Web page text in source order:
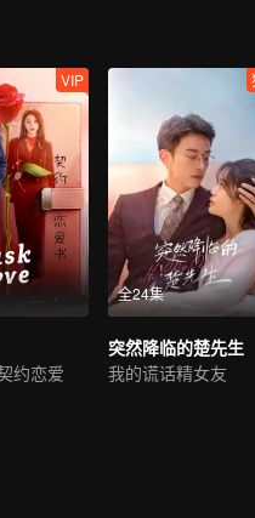
VIP
约恋爱
全24集
突然降临的楚先生
我的谎话精女友